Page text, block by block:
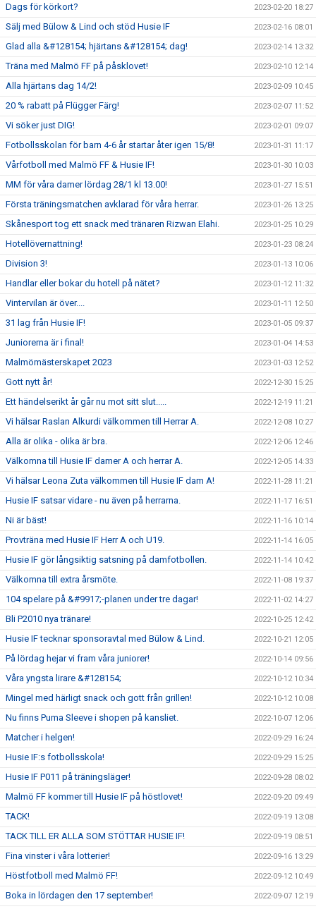
Dags för körkort? 2023-02-20 18:27
Sälj med Bülow & Lind och stöd Husie IF 2023-02-16 08:01
Glad alla &#128154; hjärtans &#128154; dag! 2023-02-14 13:32
Träna med Malmö FF på påsklovet! 2023-02-10 12:14
Alla hjärtans dag 14/2! 2023-02-09 10:45
20 % rabatt på Flügger Färg! 2023-02-07 11:52
Vi söker just DIG! 2023-02-01 09:07
Fotbollsskolan för barn 4-6 år startar åter igen 15/8! 2023-01-31 11:17
Vårfotboll med Malmö FF & Husie IF! 2023-01-30 10:03
MM för våra damer lördag 28/1 kl 13.00! 2023-01-27 15:51
Första träningsmatchen avklarad för våra herrar. 2023-01-26 13:25
Skånesport tog ett snack med tränaren Rizwan Elahi. 2023-01-25 10:29
Hotellövernattning! 2023-01-23 08:24
Division 3! 2023-01-13 10:06
Handlar eller bokar du hotell på nätet? 2023-01-12 11:32
Vintervilan är över.... 2023-01-11 12:50
31 lag från Husie IF! 2023-01-05 09:37
Juniorerna är i final! 2023-01-04 14:53
Malmömästerskapet 2023 2023-01-03 12:52
Gott nytt år! 2022-12-30 15:25
Ett händelserikt år går nu mot sitt slut..... 2022-12-19 11:21
Vi hälsar Raslan Alkurdi välkommen till Herrar A. 2022-12-08 10:27
Alla är olika - olika är bra. 2022-12-06 12:46
Välkomna till Husie IF damer A och herrar A. 2022-12-05 14:33
Vi hälsar Leona Zuta välkommen till Husie IF dam A! 2022-11-28 11:21
Husie IF satsar vidare - nu även på herrarna. 2022-11-17 16:51
Ni är bäst! 2022-11-16 10:14
Provträna med Husie IF Herr A och U19. 2022-11-14 16:05
Husie IF gör långsiktig satsning på damfotbollen. 2022-11-14 10:42
Välkomna till extra årsmöte. 2022-11-08 19:37
104 spelare på &#9917;-planen under tre dagar! 2022-11-02 14:27
Bli P2010 nya tränare! 2022-10-25 12:42
Husie IF tecknar sponsoravtal med Bülow & Lind. 2022-10-21 12:05
På lördag hejar vi fram våra juniorer! 2022-10-14 09:56
Våra yngsta lirare &#128154; 2022-10-12 10:34
Mingel med härligt snack och gott från grillen! 2022-10-12 10:08
Nu finns Puma Sleeve i shopen på kansliet. 2022-10-07 12:06
Matcher i helgen! 2022-09-29 16:24
Husie IF:s fotbollsskola! 2022-09-29 15:25
Husie IF P011 på träningsläger! 2022-09-28 08:02
Malmö FF kommer till Husie IF på höstlovet! 2022-09-20 09:49
TACK! 2022-09-19 13:08
TACK TILL ER ALLA SOM STÖTTAR HUSIE IF! 2022-09-19 08:51
Fina vinster i våra lotterier! 2022-09-16 13:29
Höstfotboll med Malmö FF! 2022-09-12 10:49
Boka in lördagen den 17 september! 2022-09-07 12:19